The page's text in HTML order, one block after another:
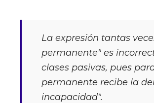
La expresión tantas
permanente" es
clases pasivas, pues
permanente recibe la
incapacidad".